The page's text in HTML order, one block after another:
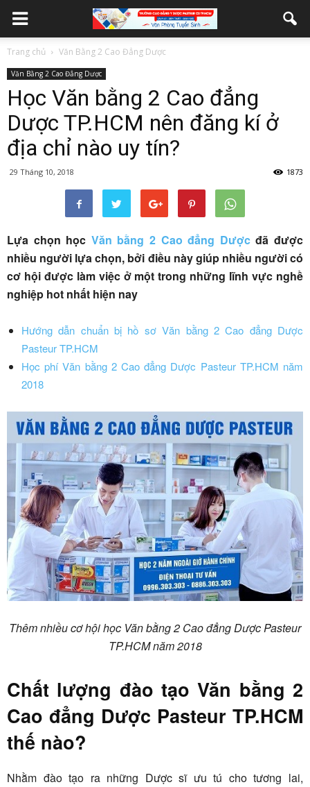
Trang chủ Văn Bằng 2 Cao Đẳng Dược
Văn Bằng 2 Cao Đẳng Dược
Học Văn bằng 2 Cao đẳng
Dược TP.HCM nên đăng kí ở
địa chỉ nào uy tín?
29 Tháng 10, 2018 1873
Lựa chọn học Văn bằng 2 Cao đẳng Dượcđã được
nhiều người lựa chọn, bởi điều này giúp nhiều người có
cơ hội được làm việc ở một trong những lĩnh vực nghề
nghiệp hot nhất hiện nay
Hướng dẫn chuẩn bị hồ sơ Văn bằng 2 Cao đẳng Dược
Pasteur TP.HCM
Học phí Văn bằng 2 Cao đẳng Dược Pasteur TP.HCM năm
2018
Thêm nhiều cơ hội học Văn bằng 2 Cao đẳng Dược Pasteur
TP.HCM năm 2018
Chất lượng đào tạo Văn bằng 2
Cao đẳng Dược Pasteur TP.HCM
thế nào?
Nhằm đào tạo ra những Dược sĩ ưu tú cho tương lai,